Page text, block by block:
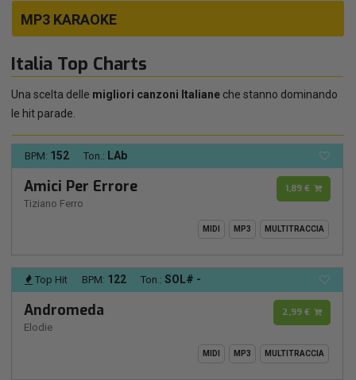
MP3 KARAOKE
Italia Top Charts
Una scelta delle migliori canzoni Italiane che stanno dominando
le hit parade.
BPM: 152 Ton.: LAb
Amici Per Errore
Tiziano Ferro
1,89 €
MIDI MP3 MULTITRACCIA
Top Hit BPM: 122 Ton.: SOL# -
Andromeda
Elodie
2,99 €
MIDI MP3 MULTITRACCIA